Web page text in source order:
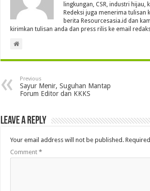
lingkungan, CSR, industri
Redeksi juga menerima tulisan
berita Resourcesasia.id dan
kirimkan tulisan anda dan press rilis ke email
Previous
Sayur Menir, Suguhan Mantap
Forum Editor dan KKKS
Leave a Reply
Your email address will not be published.
Comment *